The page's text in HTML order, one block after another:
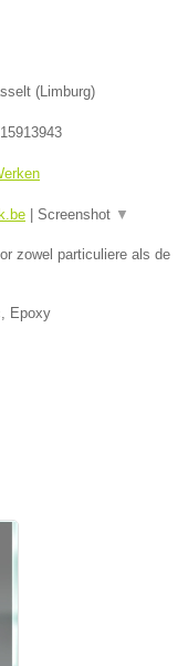
(Limburg)
| Screenshot ▼
zowel particuliere als de
Epoxy